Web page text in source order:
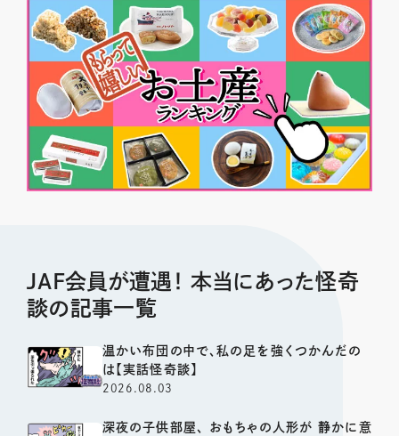
JAF会員が遭遇！ 本当にあった怪奇
談の記事一覧
温かい布団の中で、私の足を強くつかんだの
は【実話怪奇談】
2026.08.03
深夜の子供部屋、 おもちゃの人形が 静かに意